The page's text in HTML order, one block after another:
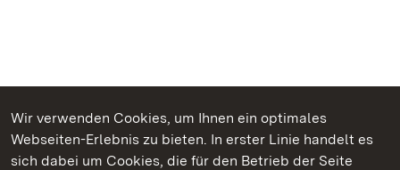
Wir verwenden Cookies, um Ihnen ein optimales
Webseiten-Erlebnis zu bieten. In erster Linie handelt es
sich dabei um Cookies, die für den Betrieb der Seite
Kommen. Staunen. Genießen.